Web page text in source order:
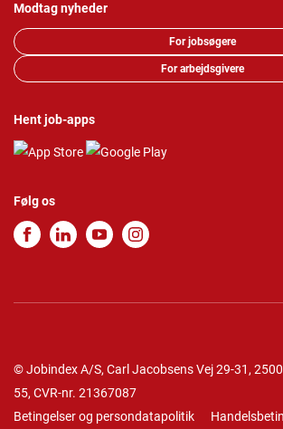
Modtag nyheder
For jobsøgere
For arbejdsgivere
Hent job-apps
Følg os
© Jobindex A/S, Carl Jacobsens Vej 29-31,
55, CVR-nr. 21367087
Betingelser og persondatapolitik